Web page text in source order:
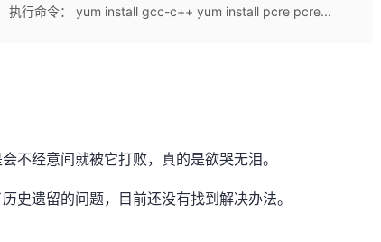
执行命令： yum install gcc-c++ yum install pcre pcre...
不经意间就被它打败，真的是欲哭无泪。
史遗留的问题，目前还没有找到解决办法。